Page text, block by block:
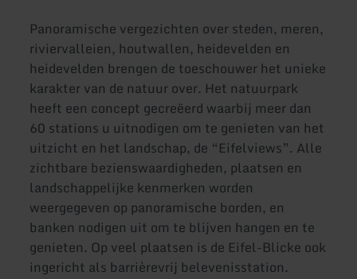
Panoramische vergezichten over steden, meren,
riviervalleien, houtwallen, heidevelden en
heidevelden brengen de toeschouwer het unieke
karakter van de natuur over. Het natuurpark
heeft een concept gecreëerd waarbij meer dan
60 stations u uitnodigen om te genieten van het
uitzicht en het landschap, de “Eifelviews”. Alle
zichtbare bezienswaardigheden, plaatsen en
landschappelijke kenmerken worden
weergegeven op panoramische borden, en
banken nodigen uit om te blijven hangen en te
genieten. Op veel plaatsen is de Eifel-Blicke ook
ingericht als barrièrevrij belevenisstation.